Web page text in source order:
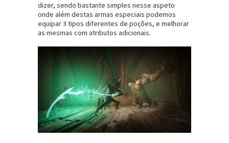
dizer, sendo bastante simples nesse aspeto
onde além destas armas especiais podemos
equipar 3 tipos diferentes de poções, e melhorar
as mesmas com atributos adicionais.